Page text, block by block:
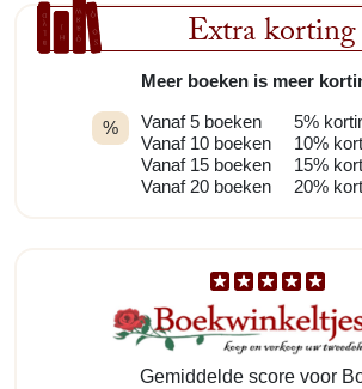
Extra korting
%
Meer boeken is meer
Vanaf 5 boeken
Vanaf 10 boeken
Vanaf 15 boeken
Vanaf 20 boeken
5%
10%
15%
20%
Gemiddelde score voor